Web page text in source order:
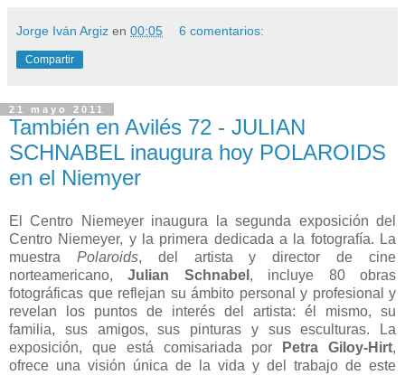
Jorge Iván Argiz en 00:05 6 comentarios:
Compartir
21 mayo 2011
También en Avilés 72 - JULIAN
SCHNABEL inaugura hoy POLAROIDS
en el Niemyer
El Centro Niemeyer inaugura la segunda exposición del
Centro Niemeyer, y la primera dedicada a la fotografía. La
muestra Polaroids, del artista y director de cine
norteamericano,Julian Schnabel , incluye 80 obras
fotográficas que reflejan su ámbito personal y profesional y
revelan los puntos de interés del artista: él mismo, su
familia, sus amigos, sus pinturas y sus esculturas. La
exposición, que está comisariada por
Petra Giloy-Hirt,
ofrece una visión única de la vida y del trabajo de este